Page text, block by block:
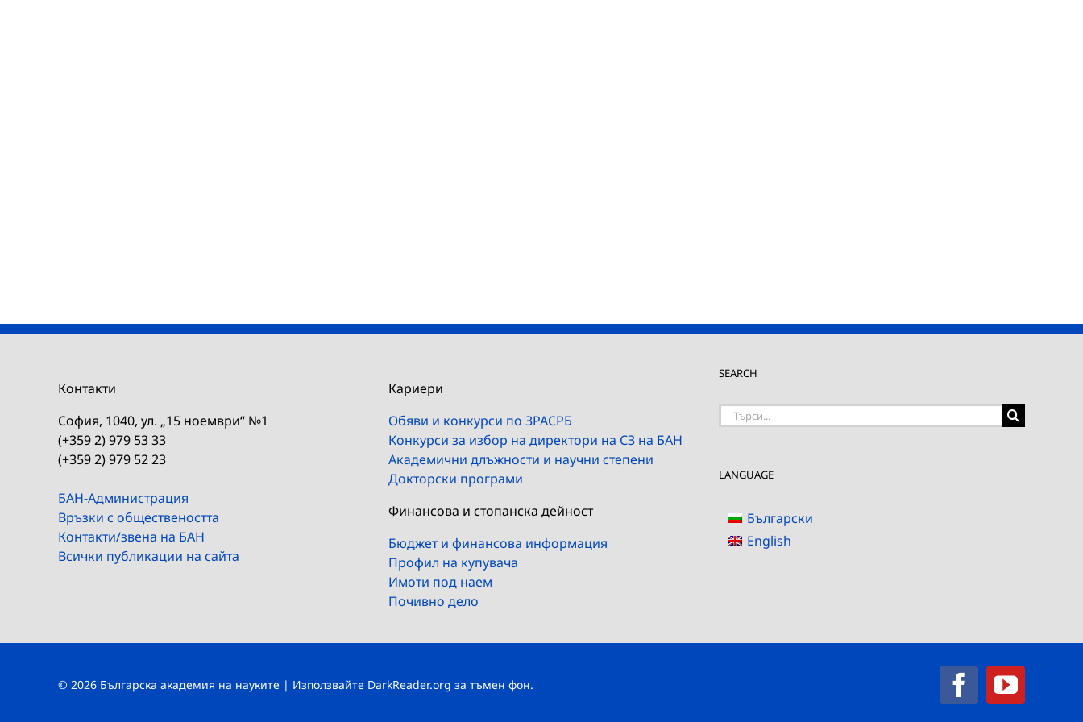
Контакти
София, 1040, ул. „15 ноември“ №1
(+359 2) 979 53 33
(+359 2) 979 52 23
БАН-Администрация
Връзки с обществеността
Контакти/звена на БАН
Всички публикации на сайта
Кариери
Обяви и конкурси по ЗРАСРБ
Конкурси за избор на директори на СЗ на БАН
Академични длъжности и научни степени
Докторски програми
Финансова и стопанска дейност
Бюджет и финансова информация
Профил на купувача
Имоти под наем
Почивно дело
SEARCH
Търсене
LANGUAGE
Български
English
© 2026 Българска академия на науките | Използвайте DarkReader.org за тъмен фон. Facebook